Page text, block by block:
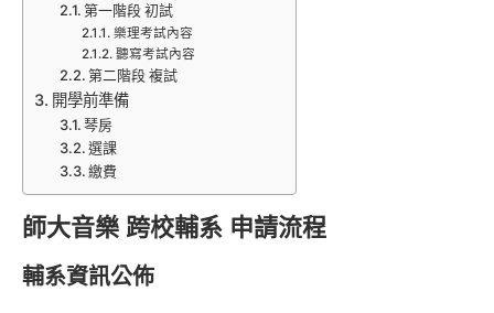
第一階段 初試
樂理考試內容
聽寫考試內容
第二階段 複試
開學前準備
琴房
選課
繳費
師大音樂 跨校輔系 申請流程
輔系資訊公佈